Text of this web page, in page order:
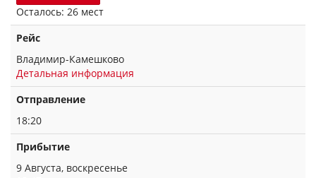
Осталось: 26 мест
Рейс
Владимир-Камешково
Детальная информация
Отправление
18:20
Прибытие
9 Августа, воскресенье